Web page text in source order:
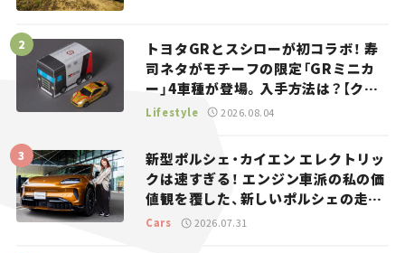
トヨタGRとスシローが初コラボ！ 寿
司ネタがモチーフの限定「GRミニカ
ー」4車種が登場。入手方法は？【クル
マとホビー】
Lifestyle 2026.08.04
新型ポルシェ・カイエン エレクトリッ
クは速すぎる！ エンジン車派の私の価
値観を覆した、新しいポルシェの走
り。
Cars 2026.07.31